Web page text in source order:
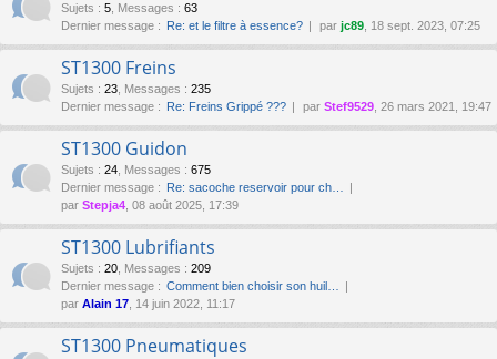
Sujets : 5 Messages : 63
Dernier message : Re: et le filtre à essence? par jc89 , 18 sept. 2023, 07:25
ST1300 Freins
Sujets : 23 Messages : 235
Dernier message : Re: Freins Grippé ??? par Stef9529 , 26 mars 2021, 19:47
ST1300 Guidon
Sujets : 24 Messages : 675
Dernier message : Re: sacoche reservoir pour ch…
par Stepja4 , 08 août 2025, 17:39
ST1300 Lubrifiants
Sujets : 20 Messages : 209
Dernier message : Comment bien choisir son huil…
par Alain 17 , 14 juin 2022, 11:17
ST1300 Pneumatiques